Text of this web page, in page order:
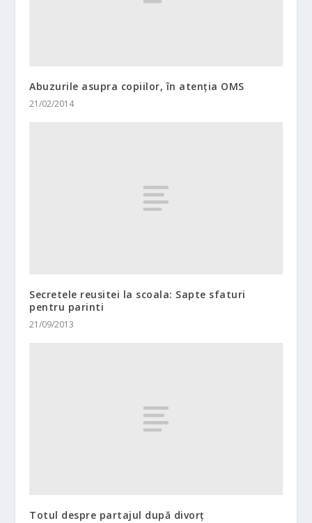
Abuzurile asupra copiilor, în atenţia OMS
21/02/2014
Secretele reusitei la scoala: Sapte sfaturi
pentru parinti
21/09/2013
Totul despre partajul după divorț